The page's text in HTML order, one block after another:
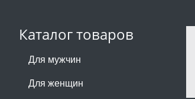
Каталог товаров
Для мужчин
Для женщин